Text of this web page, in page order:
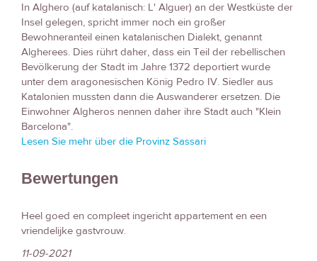
In Alghero (auf katalanisch: L' Alguer) an der Westküste der
Insel gelegen, spricht immer noch ein großer
Bewohneranteil einen katalanischen Dialekt, genannt
Algherees. Dies rührt daher, dass ein Teil der rebellischen
Bevölkerung der Stadt im Jahre 1372 deportiert wurde
unter dem aragonesischen König Pedro IV. Siedler aus
Katalonien mussten dann die Auswanderer ersetzen. Die
Einwohner Algheros nennen daher ihre Stadt auch "Klein
Barcelona".
Lesen Sie mehr über die Provinz Sassari
Bewertungen
Heel goed en compleet ingericht appartement en een
vriendelijke gastvrouw.
11-09-2021